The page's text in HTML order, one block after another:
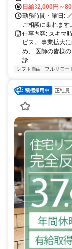
日給32,000円～
勤務時間・曜日:
ご相談に乗れます。
仕事内容: スキマ
ビス。 事業拡大
め、 医師の皆様
診...
シフト自由 フルリモー
正社員